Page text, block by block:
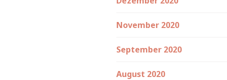
November 2020
September 2020
August 2020